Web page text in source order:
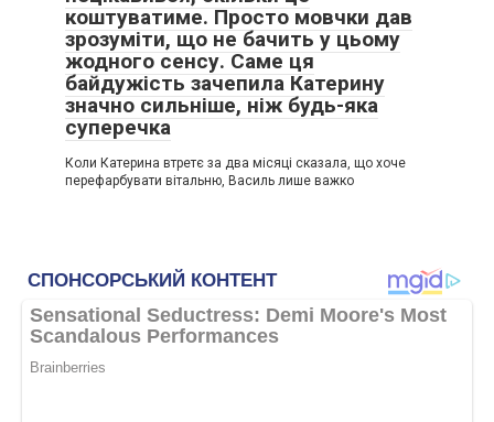
коштуватиме. Просто мовчки дав
зрозуміти, що не бачить у цьому
жодного сенсу. Саме ця
байдужість зачепила Катерину
значно сильніше, ніж будь-яка
суперечка
Коли Катерина втретє за два місяці сказала, що хоче
перефарбувати вітальню, Василь лише важко